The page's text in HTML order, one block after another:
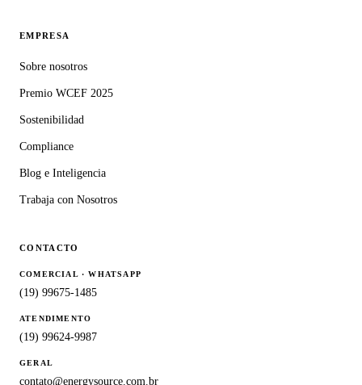
EMPRESA
Sobre nosotros
Premio WCEF 2025
Sostenibilidad
Compliance
Blog e Inteligencia
Trabaja con Nosotros
CONTACTO
COMERCIAL · WHATSAPP
(19) 99675-1485
ATENDIMENTO
(19) 99624-9987
GERAL
contato@energysource.com.br